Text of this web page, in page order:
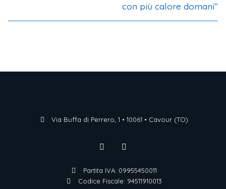
con più calore domani”
Via Buffa di Perrero, 1 • 10061 • Cavour (TO)
Partita IVA: 09955450011
Codice Fiscale: 94511910013